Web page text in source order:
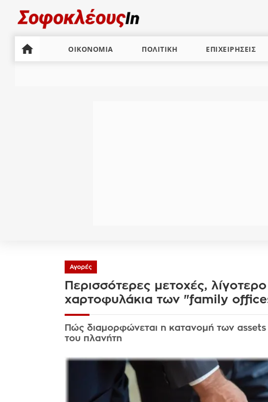
ΟΙΚΟΝΟΜΙΑ ΠΟΛΙΤΙΚΗ ΕΠΙΧΕΙΡΗΣΕΙΣ
Αγορές
Περισσότερες μετοχές,
χαρτοφυλάκια των "family
Πώς διαμορφώνεται η κατανομή των
του πλανήτη